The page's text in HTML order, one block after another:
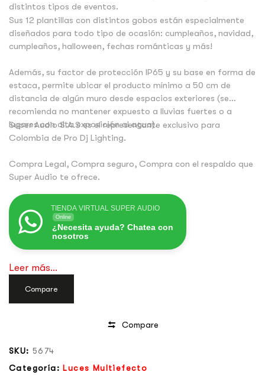
distintos tipos de eventos.
Sus 12 plantillas con distintos gobos están especialmente
diseñados para todo tipo de ocasión: cumpleaños, navidad,
cumpleaños, halloween, fechas románticas y más!
Además, su factor de protección IP65 y su base en forma de
estaca, permite ubicar el producto mínimo a 50 cm de
distancia de algún muro desde espacios exteriores (se
recomienda no mantener expuesto a lluvias fuertes o a
lugares con alta exposición al agua).
Super Audio S.A.S es el representante exclusivo para
Colombia de Pro Dj Lighting.
Compra Legal, Compra seguro, Compra con el respaldo que
Super Audio te ofrece.
TIENDA VIRTUAL SUPER AUDIO
Online
¿Necesita ayuda? Chatea con
nosotros
Leer más...
Compare
Compare
SKU: 5674
Categoría: Luces Multiefecto